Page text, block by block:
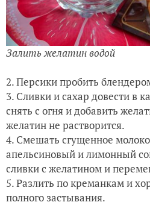
Залить желатин водой
2. Персики пробить
3. Сливки и сахар довести в
снять с огня и добавить
желатин не растворится.
4. Смешать сгущенное
апельсиновый и лимонный
сливки с желатином и
5. Разлить по креманкам и
полного застывания.